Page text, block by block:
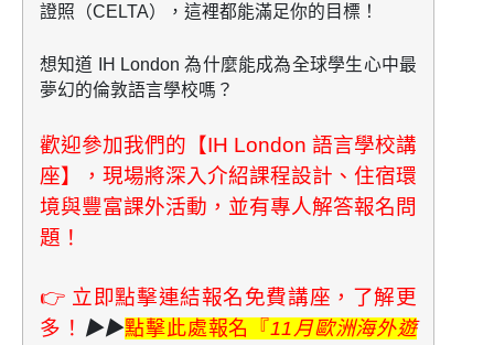
證照（CELTA），這裡都能滿足你的目標！
想知道 IH London 為什麼能成為全球學生心中最
夢幻的倫敦語言學校嗎？
歡迎參加我們的【IH London 語言學校講
座】，現場將深入介紹課程設計、住宿環
境與豐富課外活動，並有專人解答報名問
題！
👉 立即點擊連結報名免費講座，了解更
多！ ▶▶點擊此處報名『11月歐洲海外遊